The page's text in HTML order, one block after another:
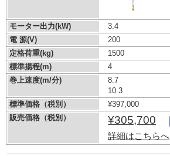
モーター出力(kW)
3.4
電 源(V)
200
定格荷重(kg)
1500
標準揚程(m)
4
巻上速度(m/分)
8.7
10.3
標準価格（税別）
¥397,000
販売価格（税別）
¥305,700
詳細はこちらへ